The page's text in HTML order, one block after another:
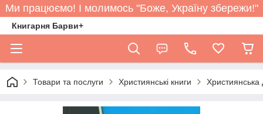
Ми працюємо! І молимось "Боже, Україну збережи!"
Книгарня Барви+
Товари та послуги Християнські книги Християнська